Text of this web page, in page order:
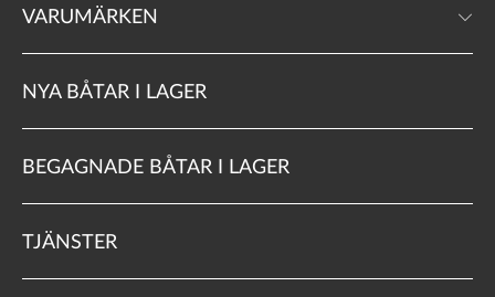
VARUMÄRKEN
NYA BÅTAR I LAGER
BEGAGNADE BÅTAR I LAGER
TJÄNSTER